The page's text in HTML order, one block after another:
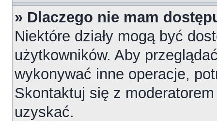
» Dlaczego nie mam
Niektóre działy mogą być
użytkowników. Aby
wykonywać inne operacje,
Skontaktuj się z
uzyskać.